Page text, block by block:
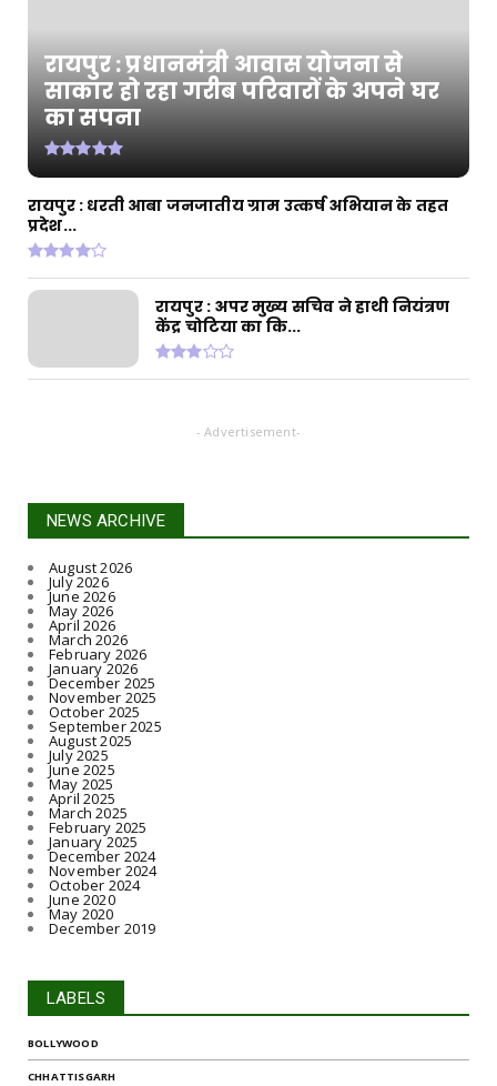
CHHATTISGARH
रायपुर : राजस्व मामलों में देरी बर्दाश्त नहीं, समय पर
CHHATTISGARH
रायपुर : अपर मुख्य सचिव ने हाथी नियंत्रण केंद्र चोटिया
रायपुर : प्रधानमंत्री आवास योजना से
साकार हो रहा गरीब परिवारों के अपने घर
का सपना
रायपुर : धरती आबा जनजातीय ग्राम उत्कर्ष अभियान के तहत
प्रदेश...
रायपुर : अपर मुख्य सचिव ने हाथी नियंत्रण
केंद्र चोटिया का कि...
- Advertisement-
NEWS ARCHIVE
August 2026
July 2026
June 2026
May 2026
April 2026
March 2026
February 2026
January 2026
December 2025
November 2025
October 2025
September 2025
August 2025
July 2025
June 2025
May 2025
April 2025
March 2025
February 2025
January 2025
December 2024
November 2024
October 2024
June 2020
May 2020
December 2019
LABELS
BOLLYWOOD
CHHATTISGARH